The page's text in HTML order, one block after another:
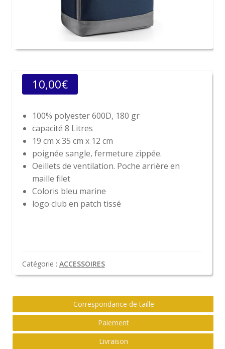
10,00€
100% polyester 600D, 180 gr
capacité 8 Litres
19 cm x 35 cm x 12 cm
poignée sangle, fermeture zippée.
Oeillets de ventilation. Poche arrière en
maille filet
Coloris bleu marine
logo club en patch tissé
Catégorie : ACCESSOIRES
Correspondance de taille
Paiement
Livraison